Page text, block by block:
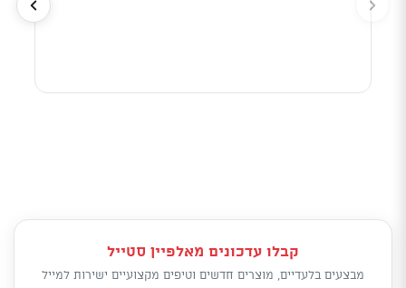
קבלו עדכונים מאלפיין סטייל
מבצעים בלעדיים, מוצרים חדשים וטיפים מקצועיים ישירות למייל